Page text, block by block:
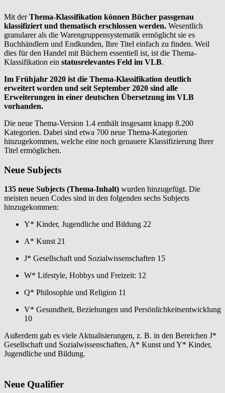
Mit derThema-Klassifikation können Bücher passgenau
klassifiziert und thematisch erschlossen werden. Wesentlich
granularer als die Warengruppensystematik ermöglicht sie es
Buchhändlern und Endkunden, Ihre Titel einfach zu finden. Weil
dies für den Handel mit Büchern essentiell ist, ist die Thema-
Klassifikation ein statusrelevantes Feld im VLB.
Im Frühjahr 2020 ist die Thema-Klassifikation deutlich
erweitert worden und seit September 2020 sind alle
Erweiterungen in einer deutschen Übersetzung im VLB
vorhanden.
Die neue Thema-Version 1.4 enthält insgesamt knapp 8.200
Kategorien. Dabei sind etwa 700 neue Thema-Kategorien
hinzugekommen, welche eine noch genauere Klassifizierung Ihrer
Titel ermöglichen.
Neue Subjects
135 neue Subjects (Thema-Inhalt) wurden hinzugefügt. Die
meisten neuen Codes sind in den folgenden sechs Subjects
hinzugekommen:
Y* Kinder, Jugendliche und Bildung 22
A* Kunst 21
J* Gesellschaft und Sozialwissenschaften 15
W* Lifestyle, Hobbys und Freizeit: 12
Q* Philosophie und Religion 11
V* Gesundheit, Beziehungen und Persönlichkeitsentwicklung
10
Außerdem gab es viele Aktualisierungen, z. B. in den Bereichen J*
Gesellschaft und Sozialwissenschaften, A* Kunst und Y* Kinder,
Jugendliche und Bildung.
Neue Qualifier